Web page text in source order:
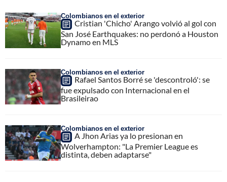
Colombianos en el exterior
Cristian 'Chicho' Arango volvió al gol con
San José Earthquakes: no perdonó a Houston
Dynamo en MLS
Colombianos en el exterior
Rafael Santos Borré se 'descontroló': se
fue expulsado con Internacional en el
Brasileirao
Colombianos en el exterior
A Jhon Arias ya lo presionan en
Wolverhampton: "La Premier League es
distinta, deben adaptarse"